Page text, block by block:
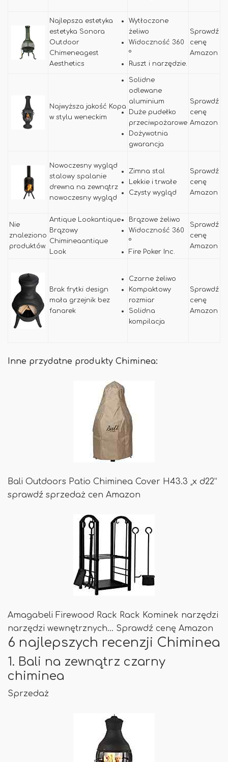
Najlepsza estetyka
estetyka Sonora
Outdoor
Chimeneagest
Aesthetics
Wytłoczone
żeliwo
Widoczność 360
°
Ruszt i narzędzie.
Sprawdź
cenę
Amazon
Najwyższa jakość Kopa
w stylu weneckim
Solidne
odlewane
aluminium
Duże pudełko
przeciwpożarowe
Dożywotnia
gwarancja
Sprawdź
cenę
Amazon
Nowoczesny wygląd
stalowy spalanie
drewna na zewnątrz
nowoczesny wygląd
Zimna stal
Lekkie i trwałe
Czysty wygląd
Sprawdź
cenę
Amazon
Nie
znaleziono
produktów.
Antique Lookantique
Brązowy
Chimineaantique
Look
Brązowe żeliwo
Widoczność 360
°
Fire Poker Inc.
Sprawdź
cenę
Amazon
Brak frytki design
mała grzejnik bez
fanarek
Czarne żeliwo
Kompaktowy
rozmiar
Solidna
kompilacja
Sprawdź
cenę
Amazon
Inne przydatne produkty Chiminea:
Bali Outdoors Patio Chiminea Cover H43.3 „x d22”
sprawdź sprzedaż cen Amazon
Amagabeli Firewood Rack Rack Kominek narzędzi
narzędzi wewnętrznych… Sprawdź cenę Amazon
6 najlepszych recenzji Chiminea
1. Bali na zewnątrz czarny
chiminea
Sprzedaż